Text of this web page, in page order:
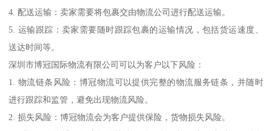
4. 配送运输：卖家需要将包裹交由物流公司进行配送运输。
5. 运输跟踪：卖家需要随时跟踪包裹的运输情况，包括货运速度、
送达时间等。
深圳市博冠国际物流有限公司可以为客户以下风险：
1. 物流链条风险：博冠物流可以提供完整的物流服务链条，并随时
进行跟踪和监管，避免出现物流风险。
2. 损失风险：博冠物流会为客户提供保险，货物损失风险。